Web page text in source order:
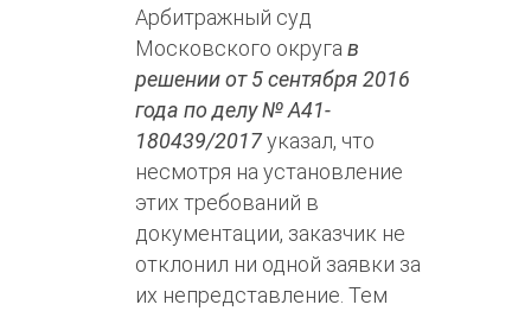
Арбитражный суд
Московского округа в
решении от 5 сентября 2016
года по делу № А41-
180439/2017указал, что
несмотря на установление
этих требований в
документации, заказчик не
отклонил ни одной заявки за
их непредставление. Тем